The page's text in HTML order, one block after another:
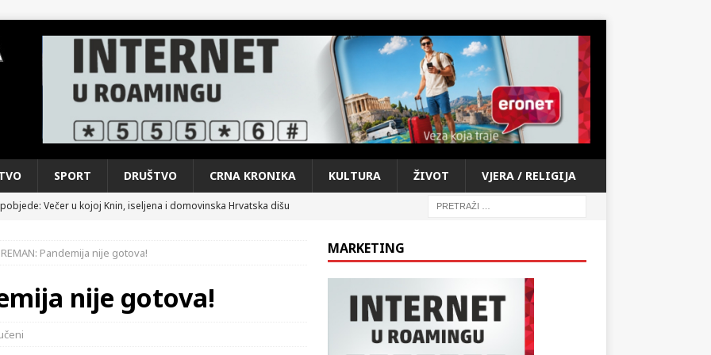
SPORT DRUŠTVO CRNA KRONIKA KULTURA ŽIVOT VJERA / RELIGIJA
Večer u kojoj Knin, iseljena i domovinska Hrvatska dišu
iz sažetka dnevnih događaja za protekli vikend
Vozači satima čekaju, dok se drugi ubacuju sa strane
29. srpnja 2018, preminuo je glazbeni genij Oliver Dragojević
Pandemija nije gotova!
nije gotova!
MARKETING